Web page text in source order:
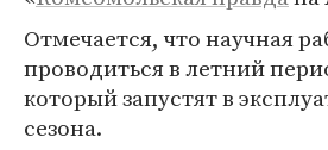
Отмечается, что научная
проводиться в летний
который запустят в
сезона.